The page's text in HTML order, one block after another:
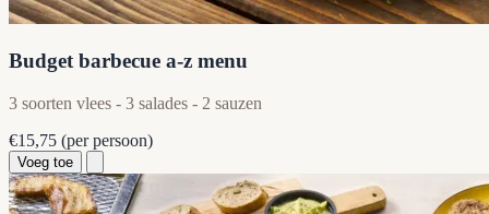
Budget barbecue a-z menu
3 soorten vlees - 3 salades - 2 sauzen
€15,75 (per persoon)
Voeg toe